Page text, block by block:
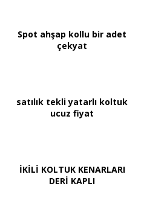
Spot ahşap kollu bir adet
çekyat
satılık tekli yatarlı koltuk
ucuz fiyat
İKİLİ KOLTUK KENARLARI
DERİ KAPLI